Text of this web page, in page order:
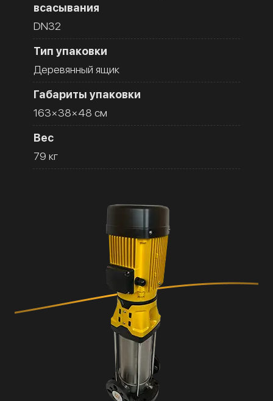
всасывания
DN32
Тип упаковки
Деревянный ящик
Габариты упаковки
163×38×48 см
Вес
79 кг